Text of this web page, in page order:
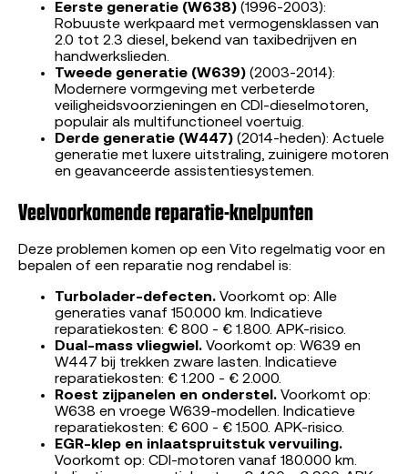
Eerste generatie (W638) (1996-2003):
Robuuste werkpaard met vermogensklassen van
2.0 tot 2.3 diesel, bekend van taxibedrijven en
handwerkslieden.
Tweede generatie (W639) (2003-2014):
Modernere vormgeving met verbeterde
veiligheidsvoorzieningen en CDI-dieselmotoren,
populair als multifunctioneel voertuig.
Derde generatie (W447) (2014-heden): Actuele
generatie met luxere uitstraling, zuinigere motoren
en geavanceerde assistentiesystemen.
Veelvoorkomende reparatie-knelpunten
Deze problemen komen op een Vito regelmatig voor en
bepalen of een reparatie nog rendabel is:
Turbolader-defecten. Voorkomt op: Alle
generaties vanaf 150.000 km. Indicatieve
reparatiekosten: € 800 - € 1.800. APK-risico.
Dual-mass vliegwiel. Voorkomt op: W639 en
W447 bij trekken zware lasten. Indicatieve
reparatiekosten: € 1.200 - € 2.000.
Roest zijpanelen en onderstel. Voorkomt op:
W638 en vroege W639-modellen. Indicatieve
reparatiekosten: € 600 - € 1.500. APK-risico.
EGR-klep en inlaatspruitstuk vervuiling.
Voorkomt op: CDI-motoren vanaf 180.000 km.